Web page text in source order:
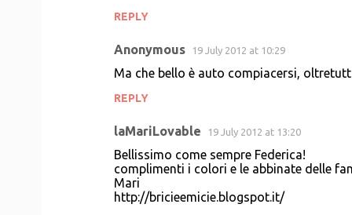
REPLY
Anonymous 19 July 2012 at 10:29
Ma che bello è auto compiacersi,
REPLY
laMariLovable 19 July 2012 at 13:20
Bellissimo come sempre Federica!
complimenti i colori e le abbinate delle
Mari
http://bricieemicie.blogspot.it/